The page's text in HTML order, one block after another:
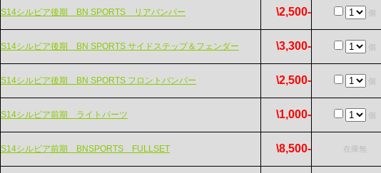
S14シルビア後期 BN SPORTS リアバンパー \2,500- 個
S14シルビア後期 BN SPORTS サイドステップ＆フェンダー \3,300- 個
S14シルビア後期 BN SPORTS フロントバンパー \2,500- 個
S14シルビア前期 ライトパーツ \1,000- 個
S14シルビア前期 BNSPORTS FULLSET \8,500- 在庫無